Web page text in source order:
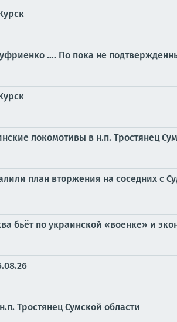
…. По пока не
локомотивы в н.п. Тростянец
план вторжения на соседних с
бьёт по украинской «военке» и
Тростянец Сумской области